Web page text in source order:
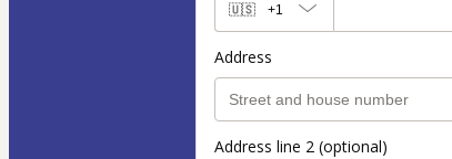
🇺🇸 +1
Address
Address line 2 (optional)